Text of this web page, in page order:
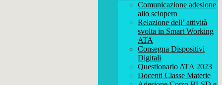
Comunicazione adesione
allo sciopero
Relazione dell’ attività
svolta in Smart Working
ATA
Consegna Dispositivi
Digitali
Questionario ATA 2023
Docenti Classe Materie